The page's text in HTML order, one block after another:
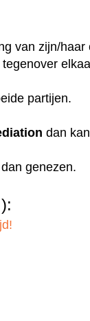
van zijn/
partijen.
dan
genezen.